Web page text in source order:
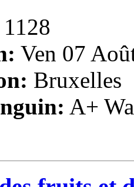
1128
Ven 07
Bruxelles
A+